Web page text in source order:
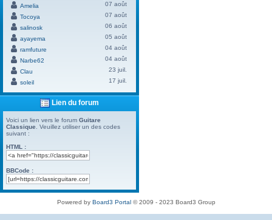
Amelia
07 août
Tocoya
07 août
salinosk
06 août
ayayema
05 août
ramfuture
04 août
Narbe62
04 août
Clau
23 juil.
soleil
17 juil.
Lien du forum
Voici un lien vers le forum Guitare
Classique . Veuillez utiliser un des codes
suivant :
HTML :
BBCode :
Powered by Board3 Portal© 2009 - 2023 Board3 Group